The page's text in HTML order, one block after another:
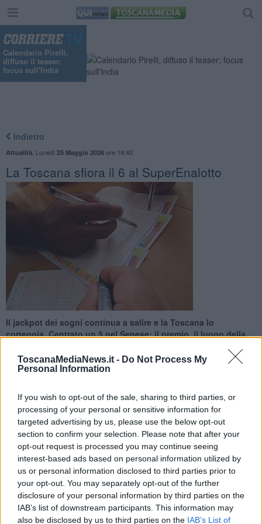
ToscanaMediaNews.it - Do Not Process My
Personal Information
If you wish to opt-out of the sale, sharing to third parties, or
processing of your personal or sensitive information for
targeted advertising by us, please use the below opt-out
section to confirm your selection. Please note that after your
opt-out request is processed you may continue seeing
interest-based ads based on personal information utilized by
us or personal information disclosed to third parties prior to
your opt-out. You may separately opt-out of the further
disclosure of your personal information by third parties on the
IAB’s list of downstream participants. This information may
also be disclosed by us to third parties on the IAB’s List of
Calendario Pirelli,
diffuso il teaser:
focus sull'India
Indietro
Attualità Lunedì 25 Maggio 2026ore 18:40
La Toscana sfiora il 6 al SuperEnalotto
Il jackpot dei sogni continua a salire e la Toscana lo
corteggia. Centrato un 5 nel Senese: il premio, il luogo della
SARTEANO —La Toscana continua a corteggiare il 6 al
SuperEnalottosenza conquistarlo. Il jackpot da sogno è stato
sfiorato a Sarteano, in provincia di Siena, nell'ultima estrazione con
una vincita da49.817,35 euro.
Il fortunato o fortunata giocatore o giocatrice ha piazzato la giocata
nel Bar Tabacchi La Giara in viale Europa centrando un5.